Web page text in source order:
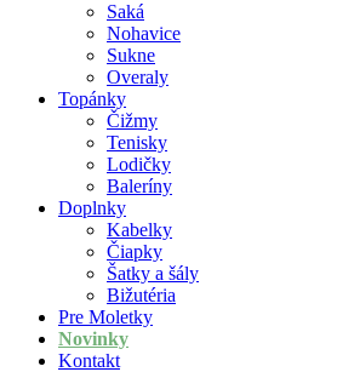
Saká
Nohavice
Sukne
Overaly
Topánky
Čižmy
Tenisky
Lodičky
Baleríny
Doplnky
Kabelky
Čiapky
Šatky a šály
Bižutéria
Pre Moletky
Novinky
Kontakt